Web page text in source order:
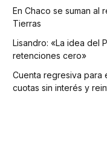
En Chaco se suman al
Tierras
Lisandro: «La idea del
retenciones cero»
Cuenta regresiva para
cuotas sin interés y